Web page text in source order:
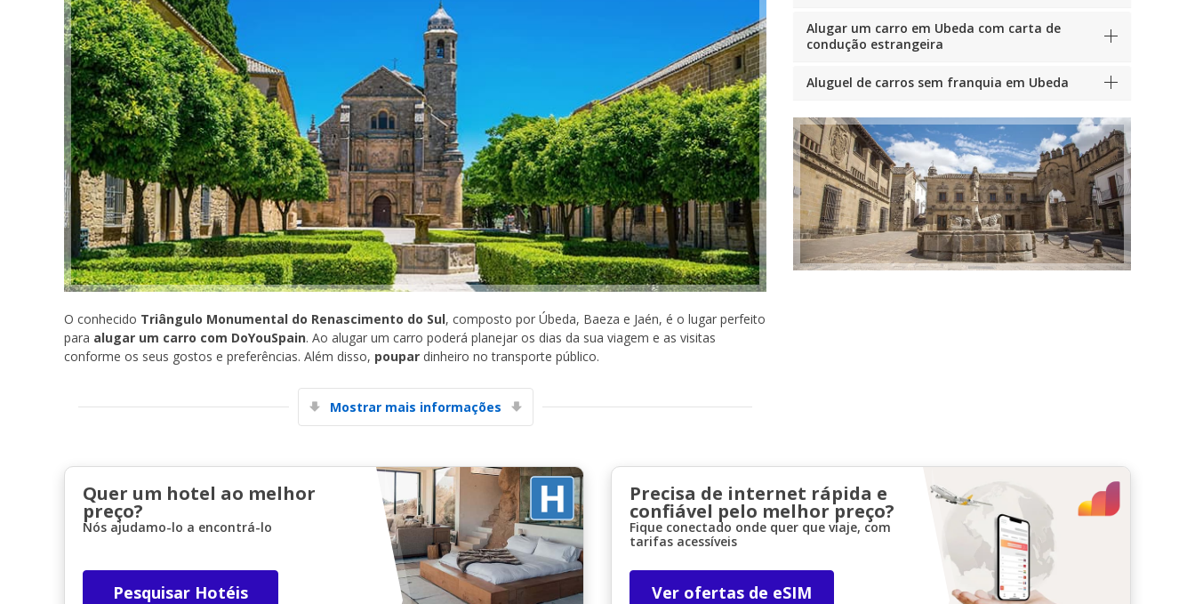
O conhecido Triângulo Monumental do Renascimento do Sul, composto por Úbeda, Baeza e Jaén, é o lugar perfeito
para alugar um carro com DoYouSpain. Ao alugar um carro poderá planejar os dias da sua viagem e as visitas
conforme os seus gostos e preferências. Além disso, poupar dinheiro no transporte público.
Mostrar mais informações
Alugar um carro em Ubeda com carta de
condução estrangeira
Aluguel de carros sem franquia em Ubeda
Quer um hotel ao melhor
preço?
Nós ajudamo-lo a encontrá-lo
Pesquisar Hotéis
Precisa de internet rápida e
confiável pelo melhor preço?
Fique conectado onde quer que viaje, com
tarifas acessíveis
Ver ofertas de eSIM